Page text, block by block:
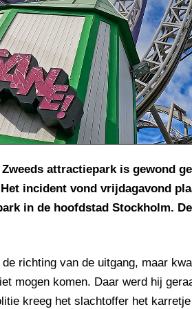
Zweeds attractiepark is gewond
incident vond vrijdagavond
in de hoofdstad Stockholm.
richting van de uitgang, maar
mogen komen. Daar werd hij
kreeg het slachtoffer het